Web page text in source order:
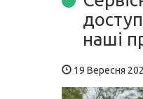
наші
19 Вересня